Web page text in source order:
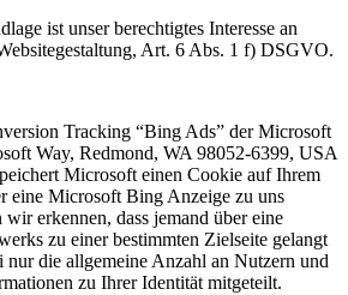
ist unser berechtigtes Interesse an
Art. 6 Abs. 1 f) DSGVO.
Tracking “Bing Ads” der Microsoft
Way, Redmond, WA 98052-6399, USA
Microsoft einen Cookie auf Ihrem
eine Microsoft Bing Anzeige zu uns
erkennen, dass jemand über eine
zu einer bestimmten Zielseite gelangt
nur die allgemeine Anzahl an Nutzern und
zu Ihrer Identität mitgeteilt.